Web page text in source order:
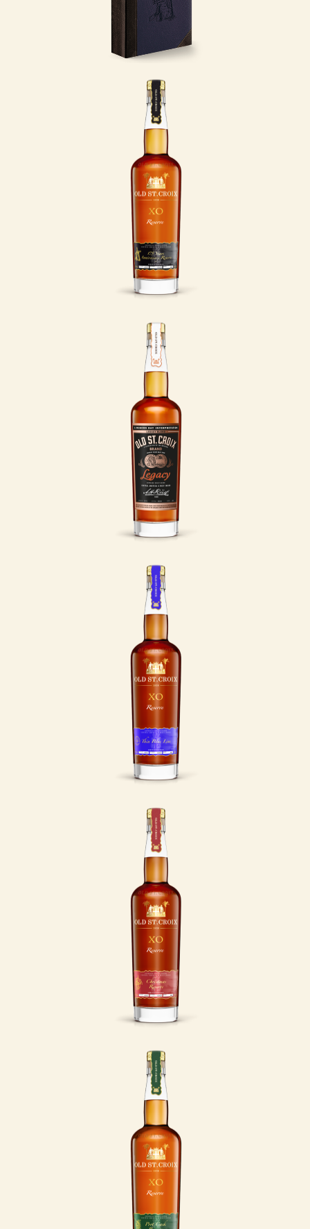
LÆS MERE
175 Years
Anniversary
I 2013 var det præcis
175 år siden, at den
danske apoteker
Albert Heinrich Riise
åbnede dørene til sit
apotek på Saint
Thomas i De Dansk
Vestindiske Øer.
LÆS MERE
XO Legacy
Reserve
For 150 år siden
introducerede den
danske apoteker og
eventyrer Albert
Heinrich Riise spiritus
fra Vestindien til verden
under navnet Old St.
Croix - en hyldest til
den frodige caribiske ø
St. Croix, kendt for sin
sukkerrørsproduktion.
LÆS MERE
Thin Blue Line
Når du nyder dette
blend, støtter du Thin
Blue Line Denmark – en
nonprofit
organisation, der
hjælper nuværende og
tidligere politifolk,
som er kommet fysisk
eller psykisk til skade i
tjenesten.
LÆS MERE
Christmas
Edition
Julen i det tidligere
Dansk Vestindien blev
fejret som i Norden –
med salmer,
juleevangelium og
dans om træet, selvom
grantræet måtte sejles
over Atlanten.
LÆS MERE
Port Cask
Er du til dybe,
komplekse
smagsnuancer med et
strejf af frugtig
elegance? Så er Old St.
Croix XO Reserve - Port
Cask et oplagt valg.